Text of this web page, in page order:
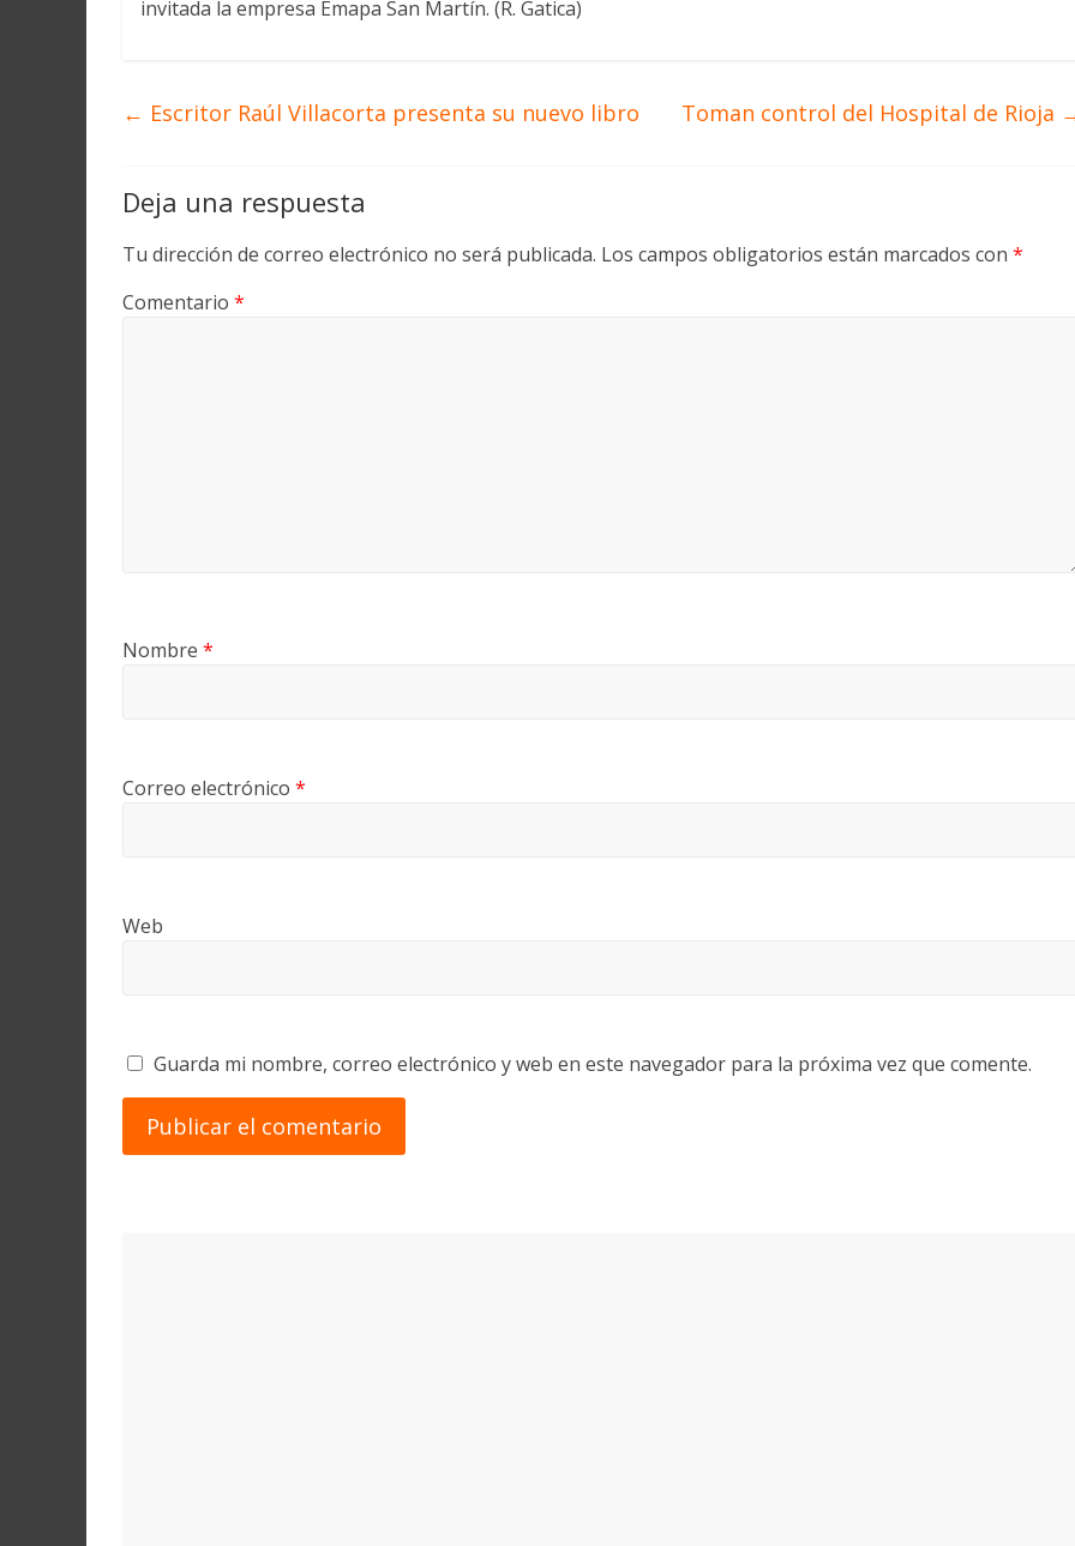
invitada la empresa Emapa San Martín. (R. Gatica)
← Escritor Raúl Villacorta presenta su nuevo libro Toman control del Hospital de Rioja
Deja una respuesta
Tu dirección de correo electrónico no será publicada. Los campos obligatorios están marcados con *
Comentario *
Nombre *
Correo electrónico *
Web
Guarda mi nombre, correo electrónico y web en este navegador para la próxima vez que comente.